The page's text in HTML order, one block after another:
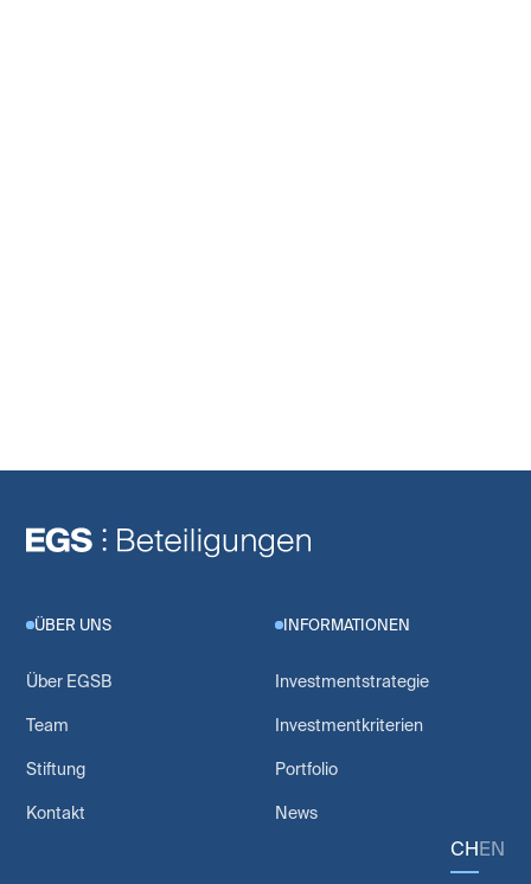
ÜBER UNS
Über EGSB
Team
Stiftung
Kontakt
INFORMATIONEN
Investmentstrategie
Investmentkriterien
Portfolio
News
CHEN